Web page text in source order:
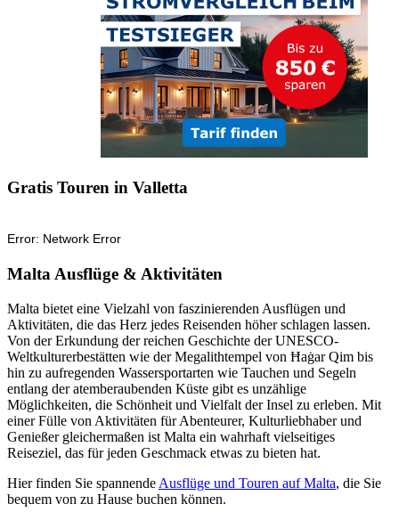
Gratis Touren in Valletta
Malta Ausflüge & Aktivitäten
Malta bietet eine Vielzahl von faszinierenden Ausflügen und
Aktivitäten, die das Herz jedes Reisenden höher schlagen lassen.
Von der Erkundung der reichen Geschichte der UNESCO-
Weltkulturerbestätten wie der Megalithtempel von Ħaġar Qim bis
hin zu aufregenden Wassersportarten wie Tauchen und Segeln
entlang der atemberaubenden Küste gibt es unzählige
Möglichkeiten, die Schönheit und Vielfalt der Insel zu erleben. Mit
einer Fülle von Aktivitäten für Abenteurer, Kulturliebhaber und
Genießer gleichermaßen ist Malta ein wahrhaft vielseitiges
Reiseziel, das für jeden Geschmack etwas zu bieten hat.
Hier finden Sie spannende Ausflüge und Touren auf Malta, die Sie
bequem von zu Hause buchen können.